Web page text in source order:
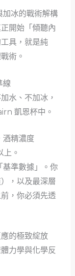
加冰的戰術解構
開始「傾聽內
具，就是純
術。
線
水、不加冰，
凱恩杯中。
酒精濃度
上。
基準數據」。你
，以及最深層
，你必須先透
的極致綻放
力學與化學反